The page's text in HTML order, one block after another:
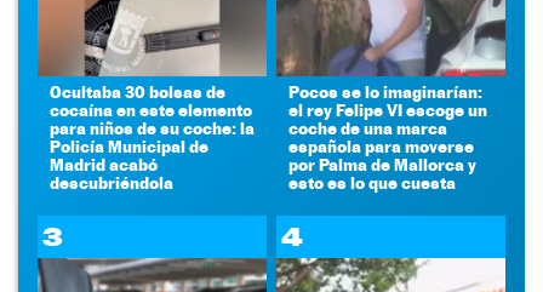
Ocultaba 30 bolsas de
cocaína en este elemento
para niños de su coche: la
Policía Municipal de
Madrid acabó
descubriéndola
Pocos se lo imaginarían:
el rey Felipe VI escoge un
coche de una marca
española para moverse
por Palma de Mallorca y
esto es lo que cuesta
3 4